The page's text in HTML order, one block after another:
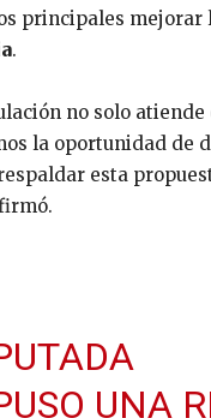
principales mejorar
.
no solo
la oportunidad de
esta
UNA